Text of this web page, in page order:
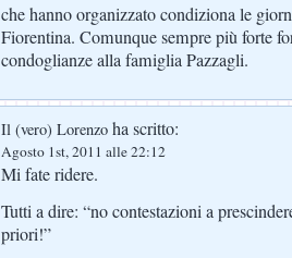
che hanno organizzato condiziona le
Fiorentina. Comunque sempre più forte
condoglianze alla famiglia Pazzagli.
Il (vero) Lorenzo ha scritto:
Agosto 1st, 2011 alle 22:12
Mi fate ridere.
Tutti a dire: “no contestazioni a
priori!”